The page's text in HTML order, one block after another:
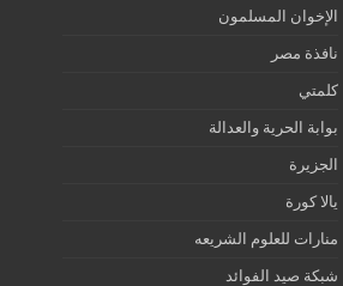
الإخوان المسلمون
نافذة مصر
كلمتي
بوابة الحرية والعدالة
الجزيرة
يالا كورة
منارات للعلوم الشريعه
شبكة صيد الفوائد